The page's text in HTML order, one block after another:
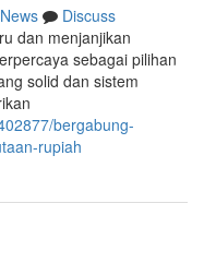
News
Discuss
dan menjanjikan
sebagai pilihan
solid dan sistem
bergabung-
rupiah